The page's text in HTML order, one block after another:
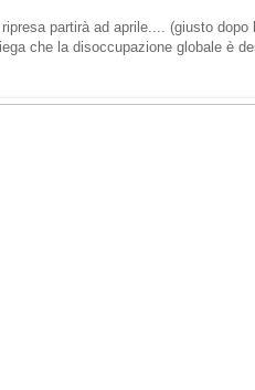
partirà ad aprile.... (giusto
che la disoccupazione globale è